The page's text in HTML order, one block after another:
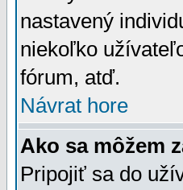
nastavený
niekoľko
fórum, atď.
Návrat hore
Ako sa môžem
Pripojiť sa do